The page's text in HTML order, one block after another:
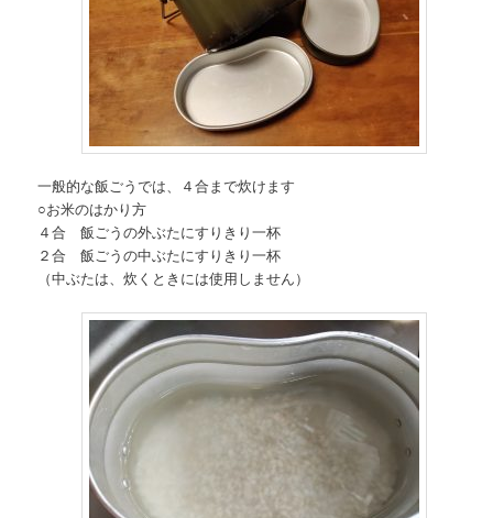
一般的な飯ごうでは、４合まで炊けます
○お米のはかり方
４合 飯ごうの外ぶたにすりきり一杯
２合 飯ごうの中ぶたにすりきり一杯
（中ぶたは、炊くときには使用しません）